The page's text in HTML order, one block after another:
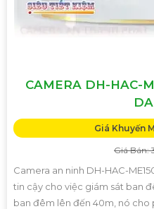
CAMERA DH-HAC-
Giá Khuyến
Giá Bán:
Camera an ninh DH-HAC-
tin cậy cho việc giám sát ban
ban đêm lên đến 40m, nó